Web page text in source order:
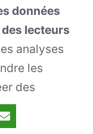
données
lecteurs
analyses
les
des
rester